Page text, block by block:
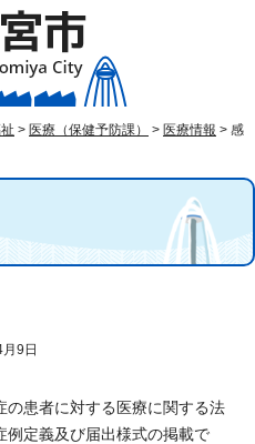
> 医療（保健予防課） > 医療情報 > 感
9日
の患者に対する医療に関する法
例定義及び届出様式の掲載で